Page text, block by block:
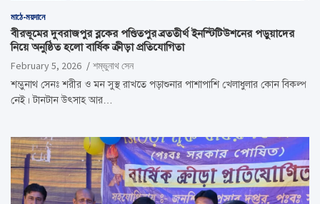
মাঠে-ময়দানে
বীরভূমের দুবরাজপুর ব্লকের পণ্ডিতপুর ব্রততীর্থ ইনস্টিটিউশনের পড়ুয়াদের
নিয়ে অনুষ্ঠিত হলো বার্ষিক ক্রীড়া প্রতিযোগিতা
February 5, 2026
শম্ভুনাথ সেন
শম্ভুনাথ সেনঃ শরীর ও মন সুস্থ রাখতে পড়াশুনার পাশাপাশি খেলাধুলার কোন বিকল্প
নেই। টানটান উৎসাহ আর…